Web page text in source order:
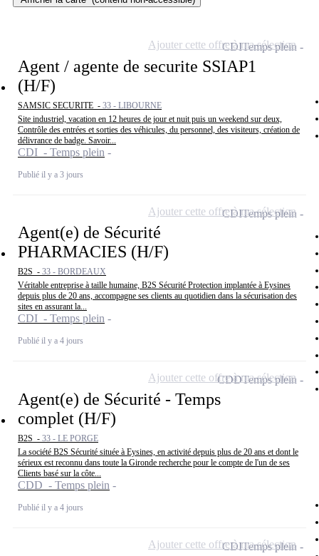
Agent / agente de securite SSIAP1
(H/F)
SAMSIC SECURITE - 33 - LIBOURNE
Site industriel, vacation en 12 heures de jour et nuit puis un weekend sur deux,
Contrôle des entrées et sorties des véhicules, du personnel, des visiteurs, création de
délivrance de badge. Savoir...
CDI - Temps plein
Publié il y a 3 jours
CDITemps plein
Ajouter cette offre à ma sélection
Agent(e) de Sécurité
PHARMACIES (H/F)
B2S - 33 - BORDEAUX
Véritable entreprise à taille humaine, B2S Sécurité Protection implantée à Eysines
depuis plus de 20 ans, accompagne ses clients au quotidien dans la sécurisation des
sites en assurant la...
CDI - Temps plein
Publié il y a 4 jours
CDITemps plein
Ajouter cette offre à ma sélection
Agent(e) de Sécurité - Temps
complet (H/F)
B2S - 33 - LE PORGE
La société B2S Sécurité située à Eysines, en activité depuis plus de 20 ans et dont le
sérieux est reconnu dans toute la Gironde recherche pour le compte de l'un de ses
Clients basé sur la côte...
CDD - Temps plein
Publié il y a 4 jours
CDDTemps plein
Ajouter cette offre à ma sélection
CDITemps plein
Ajouter cette offre à ma sélection